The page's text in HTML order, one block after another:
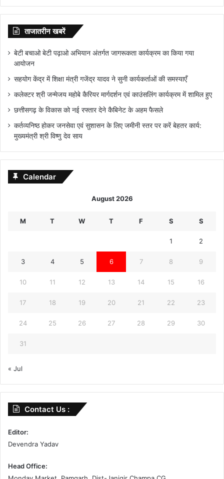
ताजातरीन खबरें
बेटी बचाओ बेटी पढ़ाओ अभियान अंतर्गत जागरूकता कार्यक्रम का किया गया
आयोजन
सहयोग केंद्र में शिक्षा मंत्री गजेंद्र यादव ने सुनी कार्यकर्ताओं की समस्याएँ
कलेक्टर श्री जन्मेजय महोबे कैरियर मार्गदर्शन एवं काउंसलिंग कार्यक्रम में शामिल हुए
छत्तीसगढ़ के विकास को नई रफ्तार देने कैबिनेट के अहम फैसले
कर्तव्यनिष्ठ होकर जनसेवा एवं सुशासन के लिए जमीनी स्तर पर करें बेहतर कार्य:
मुख्यमंत्री श्री विष्णु देव साय
Calendar
August 2026
M T W T F S S
1 2
3 4 5 6 7 8 9
10 11 12 13 14 15 16
17 18 19 20 21 22 23
24 25 26 27 28 29 30
31
« Jul
Contact Us :
Editor:
Devendra Yadav
Head Office: